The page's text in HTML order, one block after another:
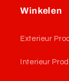
Winkelen
Exterieur
Interieur